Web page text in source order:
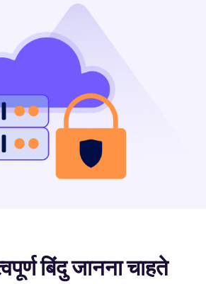
बिंदु जानना चाहते